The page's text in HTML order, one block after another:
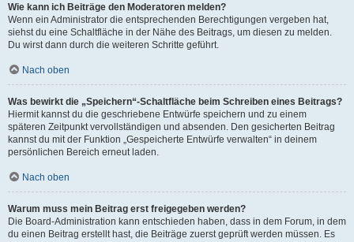
Wie kann ich Beiträge den Moderatoren melden?
Wenn ein Administrator die entsprechenden Berechtigungen vergeben hat,
siehst du eine Schaltfläche in der Nähe des Beitrags, um diesen zu melden.
Du wirst dann durch die weiteren Schritte geführt.
Nach oben
Was bewirkt die „Speichern“-Schaltfläche beim Schreiben eines Beitrags?
Hiermit kannst du die geschriebene Entwürfe speichern und zu einem
späteren Zeitpunkt vervollständigen und absenden. Den gesicherten Beitrag
kannst du mit der Funktion „Gespeicherte Entwürfe verwalten“ in deinem
persönlichen Bereich erneut laden.
Nach oben
Warum muss mein Beitrag erst freigegeben werden?
Die Board-Administration kann entschieden haben, dass in dem Forum, in dem
du einen Beitrag erstellt hast, die Beiträge zuerst geprüft werden müssen. Es